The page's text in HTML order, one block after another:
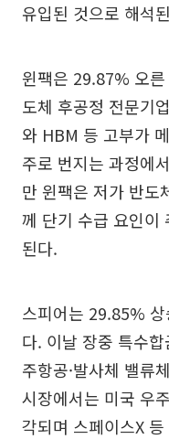
유입된 것으로 해석
윈팩은 29.87% 오
도체 후공정 전문기
와 HBM 등 고부가
주로 번지는 과정에
만 윈팩은 저가 반도
께 단기 수급 요인이
된다.
스피어는 29.85%
다. 이날 장중 특수
주항공·발사체 밸류
시장에서는 미국 우
각되며 스페이스X